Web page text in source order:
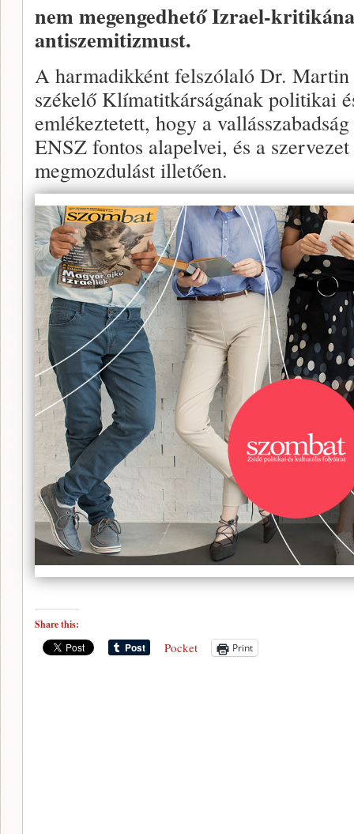
nem megengedhető Izrael-
antiszemitizmust.
A harmadikként felszólaló Dr.
székelő Klímatitkárságának politikai
emlékeztetett, hogy a
ENSZ fontos alapelvei, és a
megmozdulást illetően.
Share this:
Pocket Print